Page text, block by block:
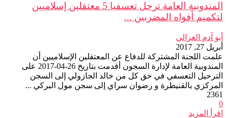
المندوبية العامة ترحل تعسفيا 5 معتقلين إسلاميين
لتكميم أفواه المضربين ...
أبو آدم الغزالي
أبريل 27, 2017
علمت اللجنة المشتركة للدفاع عن المعتقلين الإسلاميين أن
المندوبية العامة لإدارة السجون أقدمت بتاريخ 26-04-2017 على
الترحيل التعسفي في حق كل من خالد الجازولي إلى السجن
المركزي بالقنيطرة و رضوان سراي إلى سجن مول البركي ...
2361
0
اقرأ المزيد